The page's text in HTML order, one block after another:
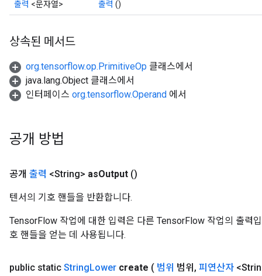
출력 <문자열> 출력 ()
상속된 메서드
org.tensorflow.op.PrimitiveOp 클래스에서
java.lang.Object 클래스에서
인터페이스 org.tensorflow.Operand 에서
공개 방법
공개 출력 <String> asOutput ()
텐서의 기호 핸들을 반환합니다.
TensorFlow 작업에 대한 입력은 다른 TensorFlow 작업의 출력
호 핸들을 얻는 데 사용됩니다.
public static StringLower create ( 범위 범위 , 피연산자